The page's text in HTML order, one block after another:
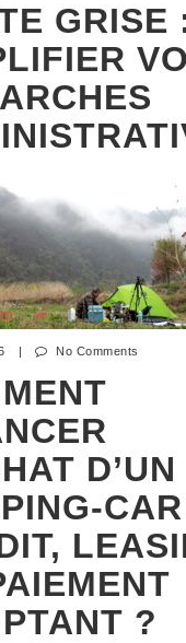
GRISE
| No Comments
D’UN
?